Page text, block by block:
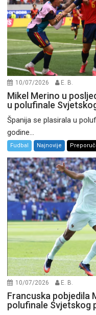
10/07/2026 E. B.
Mikel Merino u
u polufinale
Španija se plasirala u
godine...
Fudbal Najnovije
10/07/2026 E. B.
Francuska pobjedila
polufinale Svjetskog